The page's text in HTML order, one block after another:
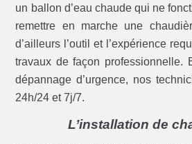
un ballon d’eau chaude qui ne
remettre en marche une
d’ailleurs l’outil et l’expérience
travaux de façon professionnelle.
dépannage d’urgence, nos
24h/24 et 7j/7.
L’installation de